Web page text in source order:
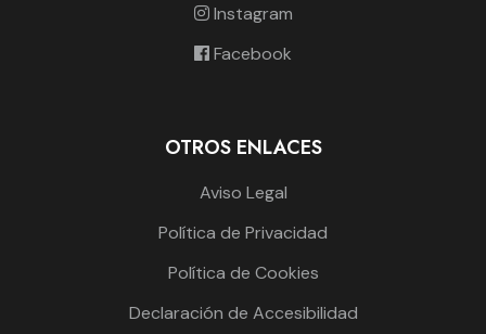
Instagram
Facebook
OTROS ENLACES
Aviso Legal
Política de Privacidad
Política de Cookies
Declaración de Accesibilidad